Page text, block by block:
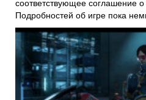
соответствующее соглашение
Подробностей об игре пока